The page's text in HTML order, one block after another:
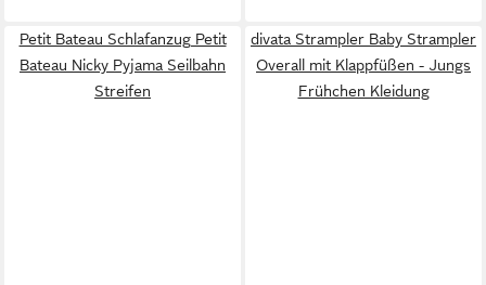
Petit Bateau Schlafanzug Petit
Bateau Nicky Pyjama Seilbahn
Streifen
divata Strampler Baby Strampler
Overall mit Klappfüßen - Jungs
Frühchen Kleidung